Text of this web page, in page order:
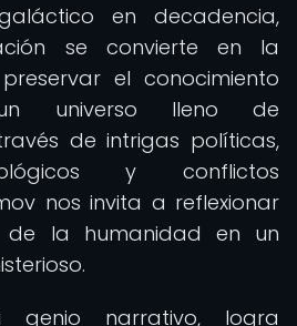
en decadencia,
se convierte en la
el conocimiento
universo lleno de
de intrigas políticas,
y conflictos
nos invita a reflexionar
de la humanidad en un
genio narrativo, logra